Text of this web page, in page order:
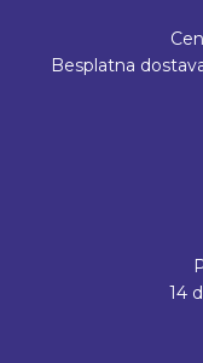
Besplatna
14